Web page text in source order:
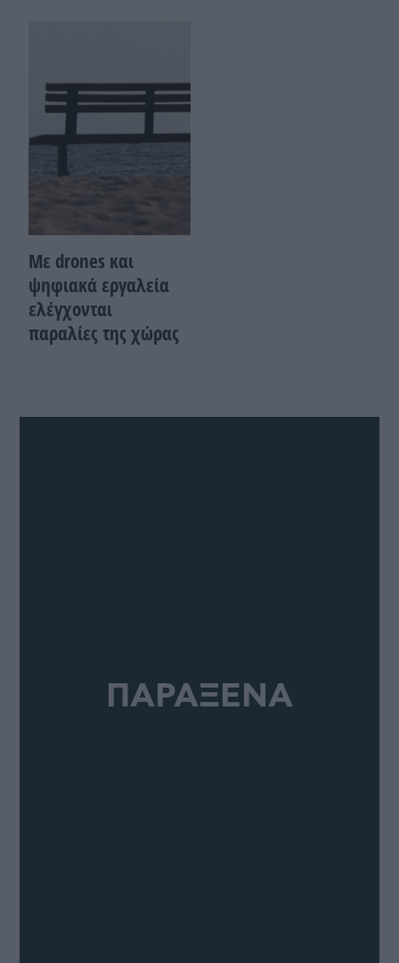
Με drones και
ψηφιακά εργαλεία
ελέγχονται
παραλίες της χώρας
ΠΑΡΑΞΕΝΑ